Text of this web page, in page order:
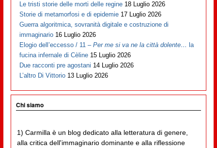
Le tristi storie delle morti delle regine 18 Luglio 2026
Storie di metamorfosi e di epidemie 17 Luglio 2026
Guerra algoritmica, sovranità digitale e costruzione di
immaginario 16 Luglio 2026
Elogio dell’eccesso / 11 –Per me si va ne la città dolente… la
fucina infernale di Cèline 15 Luglio 2026
Due racconti pre agostani 14 Luglio 2026
L’altro Di Vittorio 13 Luglio 2026
Chi siamo
1) Carmilla è un blog dedicato alla letteratura di genere,
alla critica dell'immaginario dominante e alla riflessione